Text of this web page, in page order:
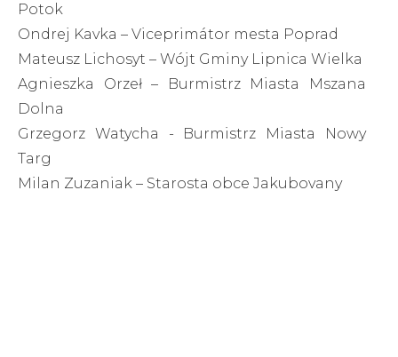
Potok
Ondrej Kavka – Viceprimátor mesta Poprad
Mateusz Lichosyt – Wójt Gminy Lipnica Wielka
Agnieszka Orzeł – Burmistrz Miasta Mszana
Dolna
Grzegorz Watycha - Burmistrz Miasta Nowy
Targ
Milan Zuzaniak – Starosta obce Jakubovany